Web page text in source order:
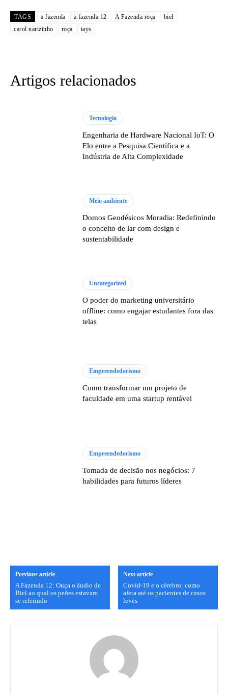
TAGS a fazenda a fazenda 12 A Fazenda roça
biel
carol narizinho
roça tays
Artigos relacionados
Tecnologia
Engenharia de Hardware Nacional IoT: O
Elo entre a Pesquisa Científica e a
Indústria de Alta Complexidade
Meio ambiente
Domos Geodésicos Moradia: Redefinindo
o conceito de lar com design e
sustentabilidade
Uncategorized
O poder do marketing universitário
offline: como engajar estudantes fora das
telas
Empreendedorismo
Como transformar um projeto de
faculdade em uma startup rentável
Empreendedorismo
Tomada de decisão nos negócios: 7
habilidades para futuros líderes
Previous article
A Fazenda 12: Ouça o áudio de
Biel ao qual os peões estavam
se referindo
Next article
Covid-19 e o cérebro: como
afeta até os pacientes de casos
leves